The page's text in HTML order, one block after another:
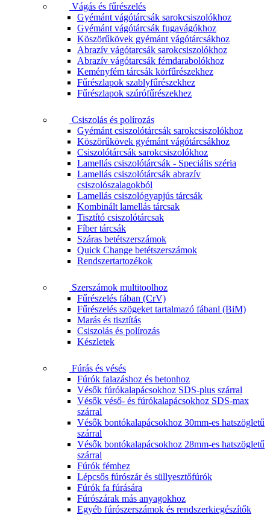
Vágás és fűrészelés
Gyémánt vágótárcsák sarokcsiszolókhoz
Gyémánt vágótárcsák fugavágókhoz
Köszörűkövek gyémánt vágótárcsákhoz
Abrazív vágótarcsák sarokcsiszolókhoz
Abrazív vágótarcsák fémdarabolókhoz
Keményfém tárcsák körfűrészekhez
Fűrészlapok szablyfűrészekhez
Fűrészlapok szúrófűrészekhez
Csiszolás és polírozás
Gyémánt csiszolótárcsák sarokcsiszolókhoz
Köszörűkövek gyémánt vágótárcsákhoz
Csiszolótárcsák sarokcsiszolókhoz
Lamellás csiszolótárcsák - Speciális széria
Lamellás csiszolótárcsák abrazív
csiszolószalagokból
Lamellás csiszológyapjús tárcsák
Kombinált lamellás tárcsak
Tisztító csiszolótárcsak
Fíber tárcsák
Száras betétszerszámok
Quick Change betétszerszámok
Rendszertartozékok
Szerszámok multitoolhoz
Fűrészelés fában (CrV)
Fűrészelés szögeket tartalmazó fábanl (BiM)
Marás és tisztítás
Csiszolás és polírozás
Készletek
Fúrás és vésés
Fúrók falazáshoz és betonhoz
Vésők fúrókalapácsokhoz SDS-plus szárral
Vésők véső- és fúrókalapácsokhoz SDS-max
szárral
Vésők bontókalapácsokhoz 30mm-es hatszögletű
szárral
Vésők bontókalapácsokhoz 28mm-es hatszögletű
szárral
Fúrók fémhez
Lépcsős fúrószár és süllyesztőfúrók
Fúrók fa fúrására
Fúrószárak más anyagokhoz
Egyéb fúrószerszámok és rendszerkiegészítők